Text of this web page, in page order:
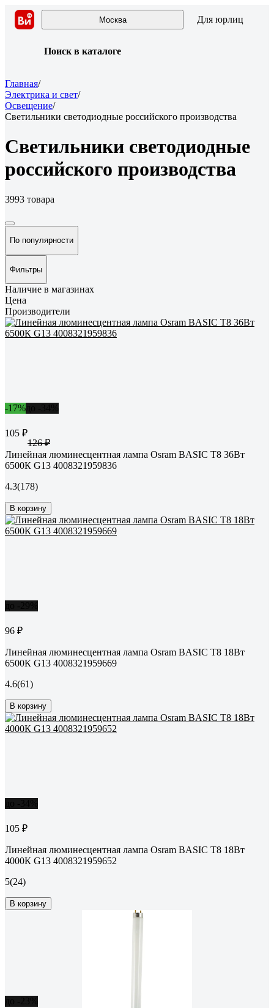
Москва Для юрлиц
Поиск в каталоге
Главная/
Электрика и свет/
Освещение/
Светильники светодиодные российского производства
Светильники светодиодные
российского производства
3993 товара
По популярности
Фильтры
Наличие в магазинах
Цена
Производители
-17%
105 ₽
126 ₽
Линейная люминесцентная лампа Osram BASIC T8 36Вт
6500К G13 4008321959836
4.3(178)
В корзину
96 ₽
Линейная люминесцентная лампа Osram BASIC T8 18Вт
6500К G13 4008321959669
4.6(61)
В корзину
105 ₽
Линейная люминесцентная лампа Osram BASIC T8 18Вт
4000К G13 4008321959652
5(24)
В корзину